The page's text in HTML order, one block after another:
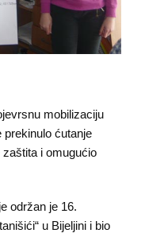
mobilizaciju
prekinulo ćutanje
i omugućio
održan je 16.
u Bijeljini i bio